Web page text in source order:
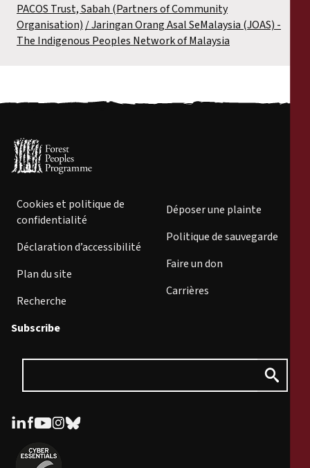
PACOS Trust, Sabah (Partners of Community
Organisation) Jaringan Orang Asal SeMalaysia (JOAS) -
The Indigenous Peoples Network of Malaysia
Cookies et politique de
confidentialité
Déclaration d’accessibilité
Plan du site
Recherche
Déposer une plainte
Politique de sauvegarde
Faire un don
Carrières
Subscribe